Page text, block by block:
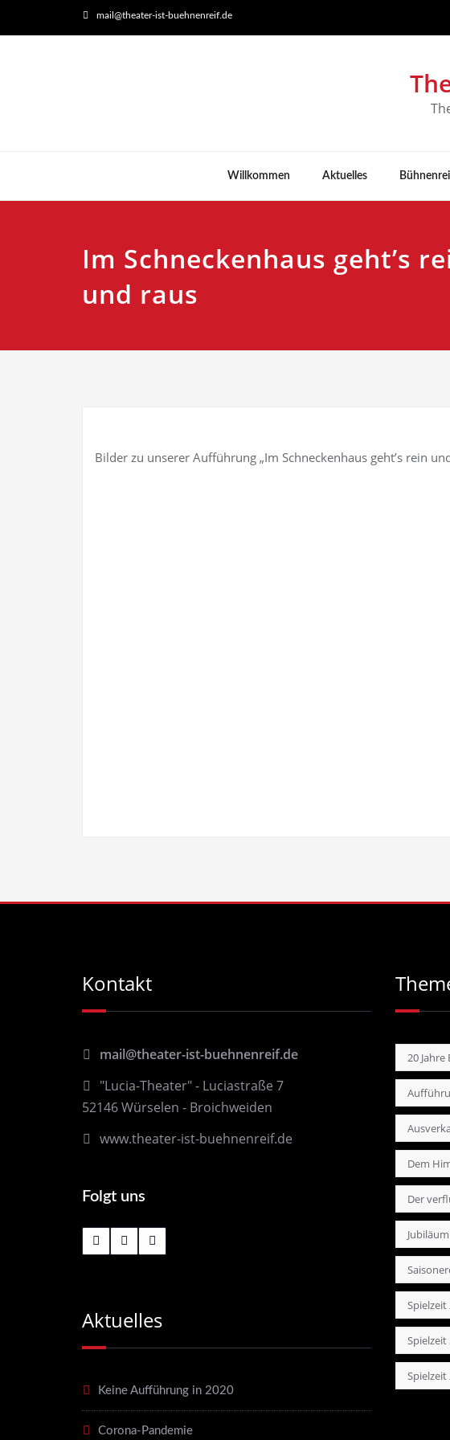
mail@theater-ist-buehnenreif.de
Willkommen Aktuelles
Im Schneckenhaus geht’s
und raus
Bilder zu unserer Aufführung „Im Schneckenhaus geht’s rein
Kontakt
mail@theater-ist-buehnenreif.de
"Lucia-Theater" - Luciastraße 7
52146 Würselen - Broichweiden
www.theater-ist-buehnenreif.de
Folgt uns
Aktuelles
Keine Aufführung in 2020
Corona-Pandemie
20
Dem
Der
Jubiläum
Spielzeit
Spielzeit
Spielzeit